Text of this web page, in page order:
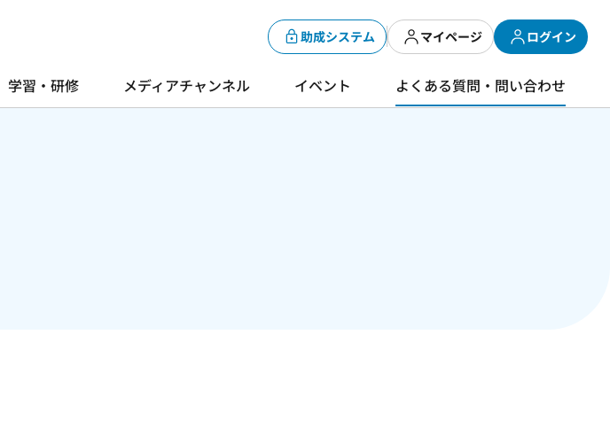
助成システム マイページ ログイン
学習・研修 メディアチャンネル イベント よくある質問・問い合わせ